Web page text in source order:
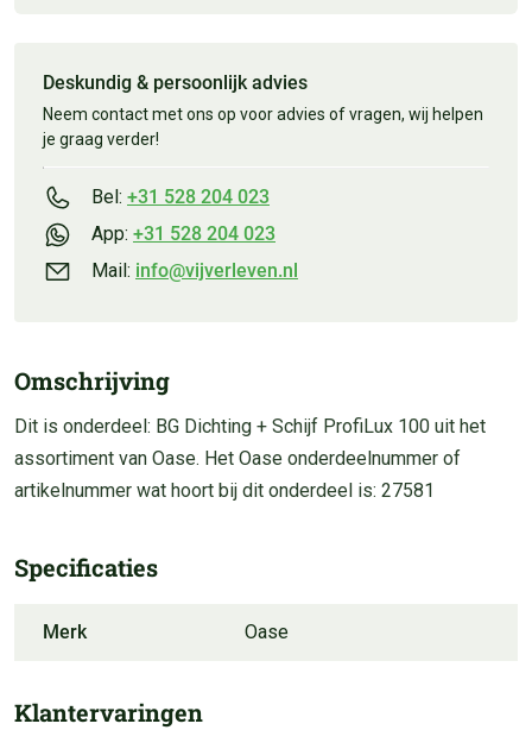
Deskundig & persoonlijk advies
Neem contact met ons op voor advies of vragen, wij helpen
je graag verder!
Bel: +31 528 204 023
App: +31 528 204 023
Mail: info@vijverleven.nl
Omschrijving
Dit is onderdeel: BG Dichting + Schijf ProfiLux 100 uit het
assortiment van Oase. Het Oase onderdeelnummer of
artikelnummer wat hoort bij dit onderdeel is: 27581
Specificaties
Merk Oase
Klantervaringen